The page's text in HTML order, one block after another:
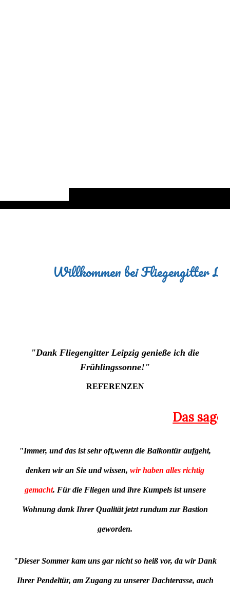
"Dank Fliegengitter Leipzig genieße ich die
Frühlingssonne!"
REFERENZEN
"Immer, und das ist sehr oft,wenn die Balkontür aufgeht,
denken wir an Sie und wissen, wir haben alles richtig
gemacht. Für die Fliegen und ihre Kumpels ist unsere
Wohnung dank Ihrer Qualität jetzt rundum zur Bastion
geworden.
"Dieser Sommer kam uns gar nicht so heiß vor, da wir Dank
Ihrer Pendeltür, am Zugang zu unserer Dachterasse, auch